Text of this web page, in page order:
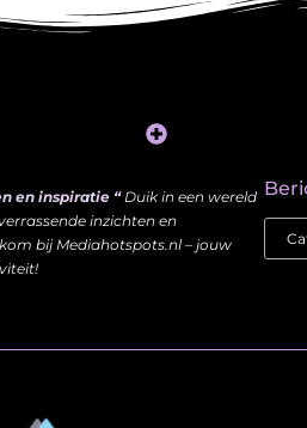
en inspiratie “Duik in een wereld
inzichten en
bij Mediahotspots.nl – jouw